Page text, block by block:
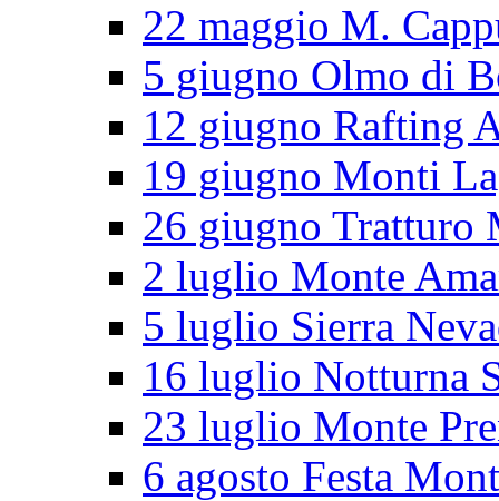
22 maggio M.
5 giugno Olmo di
12 giugno Rafting
19 giugno Monti
26 giugno Tratturo
2 luglio Monte
5 luglio Sierra
16 luglio Notturna
23 luglio Monte
6 agosto Festa